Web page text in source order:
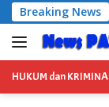
Langsung
ke
konten
Breaking News
Gelar
HUKUM dan